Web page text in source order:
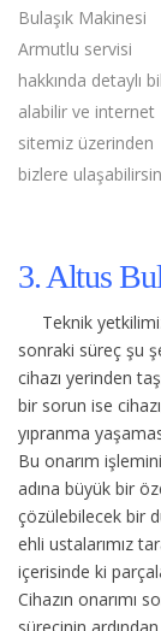
Bulaşık Makinesi
Armutlu servisi
hakkında detaylı
alabilir ve internet
sitemiz üzerinden
bizlere
3. Altus
Teknik
sonraki süreç şu
cihazı yerinden
bir sorun ise
yıpranma
Bu onarım
adına büyük bir
çözülebilecek bir
ehli ustalarımız
içerisinde ki
Cihazın onarımı
sürecinin